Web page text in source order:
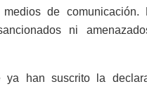
de comunicación.
ni
ya han suscrito la